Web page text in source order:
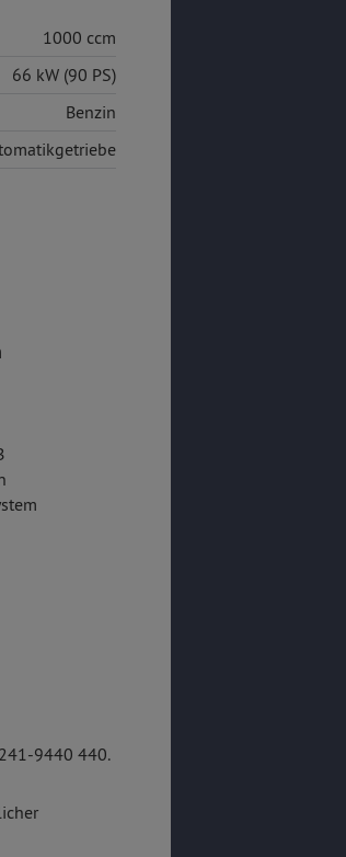
1000 ccm
66 kW (90 PS)
Benzin
9440 440.